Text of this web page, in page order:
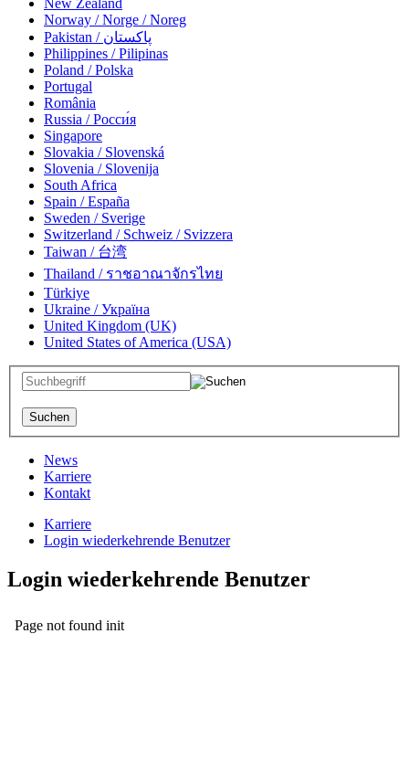
Norway / Norge / Noreg
Pakistan / پاکستان
Philippines / Pilipinas
Poland / Polska
Portugal
România
Russia / Росси́я
Singapore
Slovakia / Slovenská
Slovenia / Slovenija
South Africa
Spain / España
Sweden / Sverige
Switzerland / Schweiz / Svizzera
Taiwan / 台湾
Thailand / ราชอาณาจักรไทย
Türkiye
Ukraine / Україна
United Kingdom (UK)
United States of America (USA)
News
Karriere
Kontakt
Karriere
Login wiederkehrende Benutzer
Login wiederkehrende Benutzer